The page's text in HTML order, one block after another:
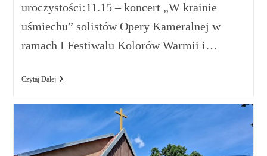
uroczystości:11.15 – koncert „W krainie
uśmiechu” solistów Opery Kameralnej w
ramach I Festiwalu Kolorów Warmii i…
Czytaj Dalej